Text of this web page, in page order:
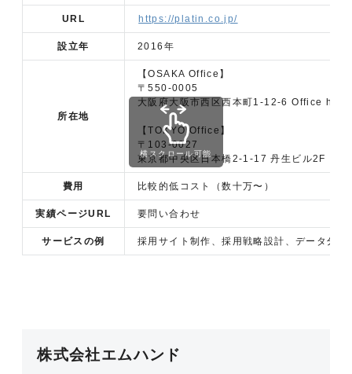
URL https://platin.co.jp/
設立年 2016年
所在地
【OSAKA Office】
〒550-0005
大阪府大阪市西区西本町1-12-6 Office
【TOKYO Office】
〒103-0027
東京都中央区日本橋2-1-17 丹生ビル2F
費用 比較的低コスト（数十万〜）
実績ページURL 要問い合わせ
サービスの例 採用サイト制作、採用戦略設計、データ分析
横スクロール可能
株式会社エムハンド